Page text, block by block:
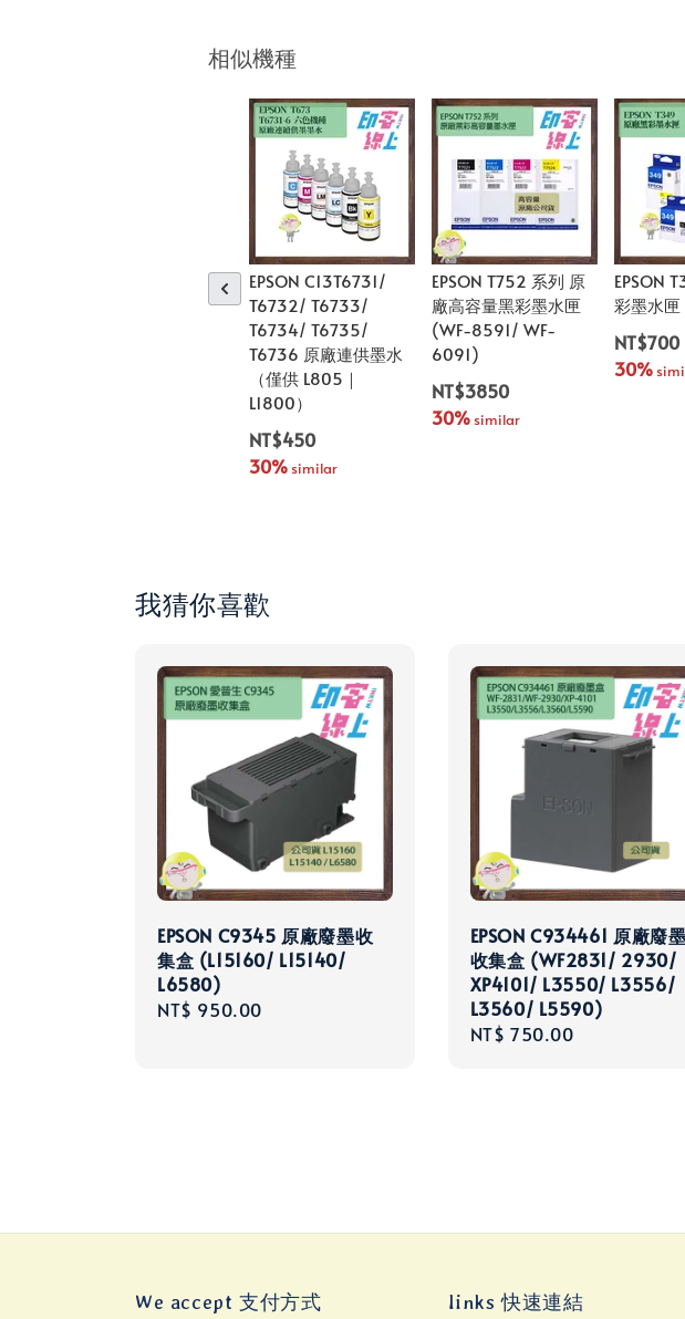
相似機種
EPSON C13T6731/
T6732/ T6733/
T6734/ T6735/
T6736 原廠連供墨水
（僅供 L805｜
L1800）
NT$450
30% similar
EPSON T752 系列 原
廠高容量黑彩墨水匣
(WF-8591/ WF-
6091)
NT$3850
30% similar
EPSON
彩墨水
NT$700
30%
我猜你喜歡
EPSON C9345 原廠廢墨收
集盒 (L15160/ L15140/
L6580)
Regular
NT$ 950.00
EPSON C934461 原廠廢墨
收集盒 (WF2831/ 2930/
XP4101/ L3550/ L3556/
L3560/ L5590)
Regular
NT$ 750.00
We accept 支付方式 links 快速連結